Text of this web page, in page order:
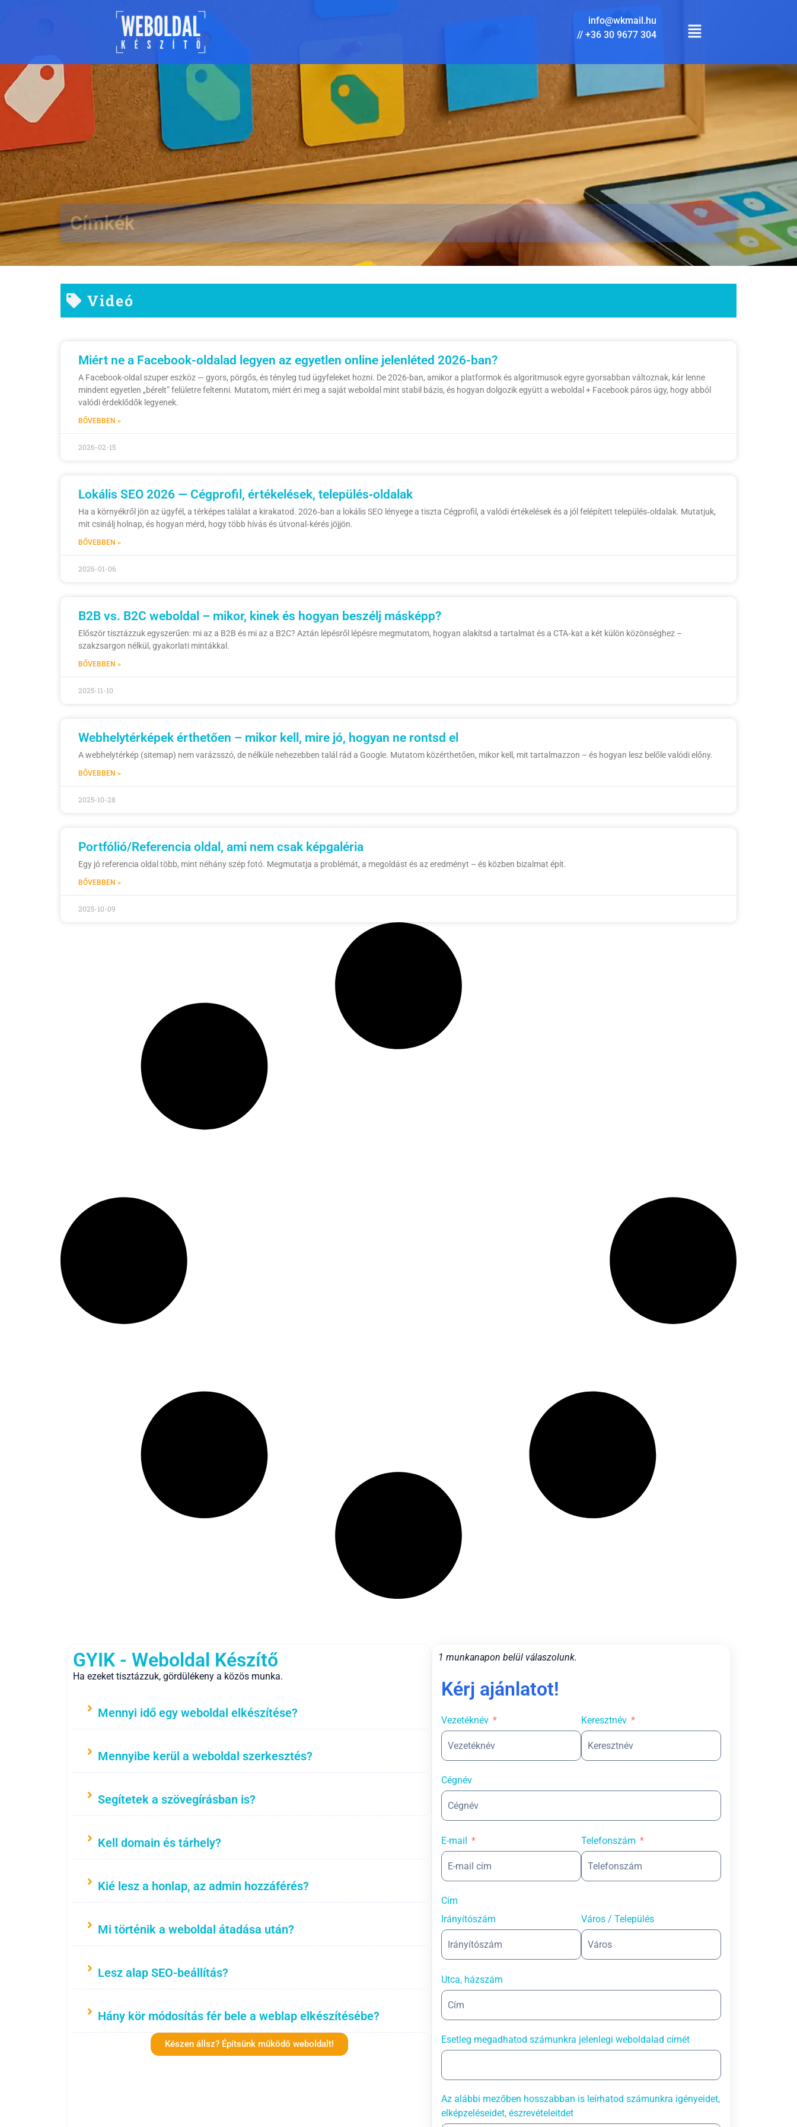
info@wkmail.hu
//+36 30 9677 304
Címkék
Videó
Miért ne a Facebook-oldalad legyen az egyetlen online jelenléted 2026-ban?
A Facebook-oldal szuper eszköz — gyors, pörgős, és tényleg tud ügyfeleket hozni. De 2026-ban, amikor a platformok és algoritmusok egyre gyorsabban változnak, kár lenne
mindent egyetlen „bérelt” felületre feltenni. Mutatom, miért éri meg a saját weboldal mint stabil bázis, és hogyan dolgozik együtt a weboldal + Facebook páros úgy, hogy abból
valódi érdeklődők legyenek.
BŐVEBBEN »
2026-02-15
Lokális SEO 2026 — Cégprofil, értékelések, település‑oldalak
Ha a környékről jön az ügyfél, a térképes találat a kirakatod. 2026‑ban a lokális SEO lényege a tiszta Cégprofil, a valódi értékelések és a jól felépített település‑oldalak. Mutatjuk,
mit csinálj holnap, és hogyan mérd, hogy több hívás és útvonal‑kérés jöjjön.
BŐVEBBEN »
2026-01-06
B2B vs. B2C weboldal – mikor, kinek és hogyan beszélj másképp?
Először tisztázzuk egyszerűen: mi az a B2B és mi az a B2C? Aztán lépésről lépésre megmutatom, hogyan alakítsd a tartalmat és a CTA‑kat a két külön közönséghez –
szakzsargon nélkül, gyakorlati mintákkal.
BŐVEBBEN »
2025-11-10
Webhelytérképek érthetően – mikor kell, mire jó, hogyan ne rontsd el
A webhelytérkép (sitemap) nem varázsszó, de nélküle nehezebben talál rád a Google. Mutatom közérthetően, mikor kell, mit tartalmazzon – és hogyan lesz belőle valódi előny.
BŐVEBBEN »
2025-10-28
Portfólió/Referencia oldal, ami nem csak képgaléria
Egy jó referencia oldal több, mint néhány szép fotó. Megmutatja a problémát, a megoldást és az eredményt – és közben bizalmat épít.
BŐVEBBEN »
2025-10-09
GYIK - Weboldal Készítő
Ha ezeket tisztázzuk, gördülékeny a közös munka.
Mennyi idő egy weboldal elkészítése?
Mennyibe kerül a weboldal szerkesztés?
Segítetek a szövegírásban is?
Kell domain és tárhely?
Kié lesz a honlap, az admin hozzáférés?
Mi történik a weboldal átadása után?
Lesz alap SEO-beállítás?
Hány kör módosítás fér bele a weblap elkészítésébe?
Készen állsz? Építsünk működő weboldalt!
1 munkanapon belül válaszolunk.
Kérj ajánlatot!
Vezetéknév Keresztnév
Cégnév
E-mail Telefonszám
Cím
Irányítószám
Város / Település
Utca, házszám
Esetleg megadhatod számunkra jelenlegi weboldalad címét
Az alábbi mezőben hosszabban is leírhatod számunkra igényeidet,
elképzeléseidet, észrevételeitdet